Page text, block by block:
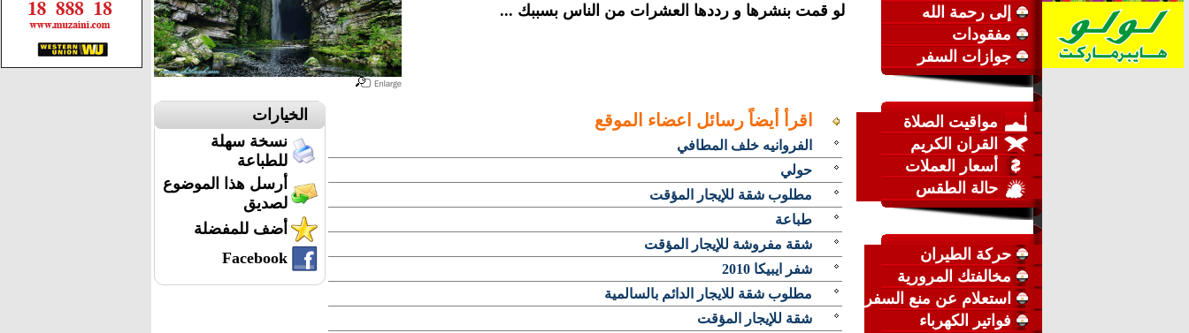
إلى رحمة الله
مفقودات
جوازات السفر
مواقيت الصلاة
القران الكريم
أسعار العملات
حالة الطقس
حركة الطيران
مخالفتك المرورية
استعلام عن منع السفر
فواتير الكهرباء
لو قمت بنشرها و رددها العشرات من الناس بسببك ...
الخيارات
نسخة سهلة
للطباعة
أرسل هذا الموضوع
لصديق
أضف للمفضلة
Facebook
اقرأ أيضاً رسائل اعضاء الموقع
الفروانيه خلف المطافي
حولي
مطلوب شقة للإيجار المؤقت
طباعة
شقة مفروشة للإيجار المؤقت
شفر ايبيكا 2010
مطلوب شقة للايجار الدائم بالسالمية
شقة للإيجار المؤقت